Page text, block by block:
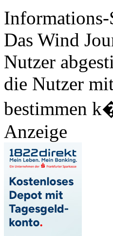
Informations-
Das Wind
Nutzer
die Nutzer
bestimmen
Anzeige